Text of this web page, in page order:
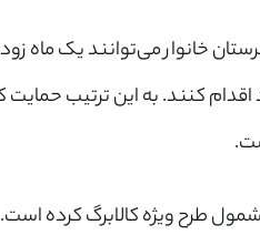
خانوار می‌توانند یک ماه
کنند. به این ترتیب حمایت
کالا را مشمول طرح ویژه